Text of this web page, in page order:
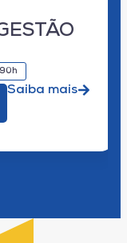
Saiba mais